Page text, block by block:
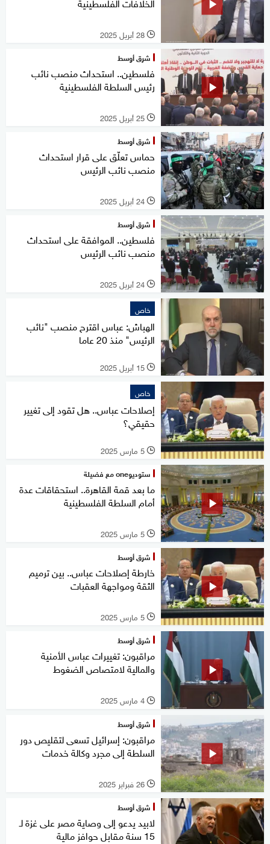
l 28 أبريل 2025
شرق أوسط
فلسطين.. استحداث منصب نائب
رئيس السلطة الفلسطينية
l 25 أبريل 2025
شرق أوسط
حماس تعلّق على قرار استحداث
منصب نائب الرئيس
l 24 أبريل 2025
شرق أوسط
فلسطين.. الموافقة على استحداث
منصب نائب الرئيس
l 24 أبريل 2025
خاص
الهباش: عباس اقترح منصب "نائب
الرئيس" منذ 20 عاما
l 15 أبريل 2025
خاص
إصلاحات عباس.. هل تقود إلى تغيير
حقيقي؟
l 5 مارس 2025
ستوديوone مع فضيلة
ما بعد قمة القاهرة.. استحقاقات عدة
أمام السلطة الفلسطينية
l 5 مارس 2025
شرق أوسط
خارطة إصلاحات عباس.. بين ترميم
الثقة ومواجهة العقبات
l 5 مارس 2025
شرق أوسط
مراقبون: تغييرات عباس الأمنية
والمالية لامتصاص الضغوط
l 4 مارس 2025
شرق أوسط
مراقبون: إسرائيل تسعى لتقليص دور
السلطة إلى مجرد وكالة خدمات
l 26 فبراير 2025
شرق أوسط
لابيد يدعو إلى وصاية مصر على غزة لـ
15 سنة مقابل حوافز مالية